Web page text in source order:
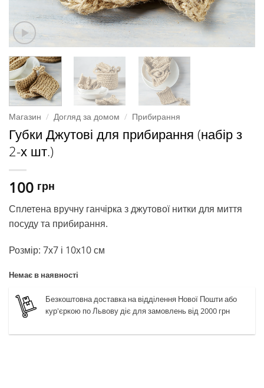
Магазин / Догляд за домом / Прибирання
Губки Джутові для прибирання (набір з
2-х шт.)
100 грн
Сплетена вручну ганчірка з джутової нитки для миття
посуду та прибирання.
Розмір: 7х7 і 10х10 см
Немає в наявності
Безкоштовна доставка на відділення Нової Пошти або
кур'єркою по Львову діє для замовлень від 2000 грн